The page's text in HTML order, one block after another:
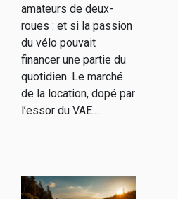
amateurs de deux-
roues : et si la passion
du vélo pouvait
financer une partie du
quotidien. Le marché
de la location, dopé par
l’essor du VAE...